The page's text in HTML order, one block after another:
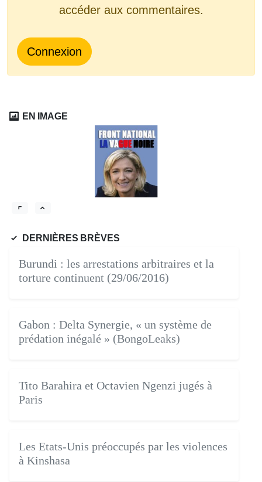
accéder aux commentaires.
Connexion
EN IMAGE
DERNIÈRES BRÈVES
Burundi : les arrestations arbitraires et la
torture continuent (29/06/2016)
Gabon : Delta Synergie, « un système de
prédation inégalé » (BongoLeaks)
Tito Barahira et Octavien Ngenzi jugés à
Paris
Les Etats-Unis préoccupés par les violences
à Kinshasa